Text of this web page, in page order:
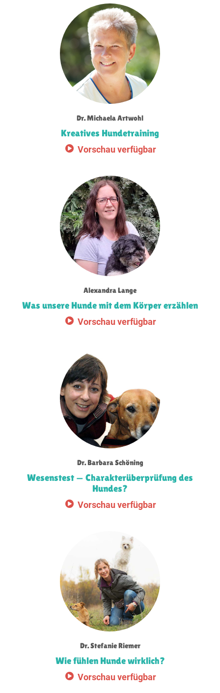
Dr. Michaela Artwohl
Kreatives Hundetraining
Vorschau verfügbar
Alexandra Lange
Was unsere Hunde mit dem Körper erzählen
Vorschau verfügbar
Dr. Barbara Schöning
Wesenstest — Charakter­überprüfung des
Hundes?
Vorschau verfügbar
Dr. Stefanie Riemer
Wie fühlen Hunde wirklich?
Vorschau verfügbar